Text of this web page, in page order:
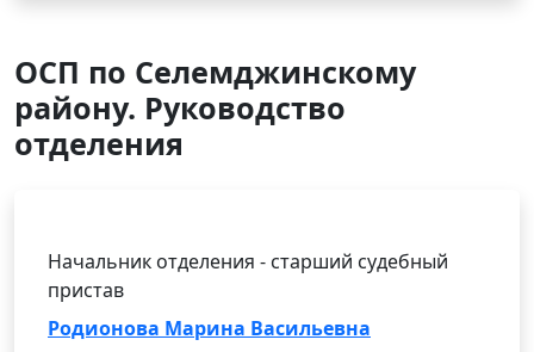
ОСП по Селемджинскому
району. Руководство
отделения
Начальник отделения - старший судебный
пристав
Родионова Марина Васильевна